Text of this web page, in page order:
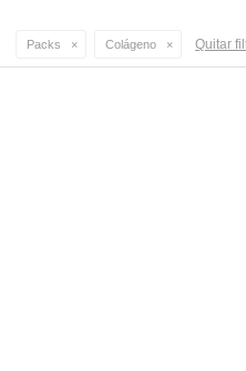
Packs Colágeno Quitar